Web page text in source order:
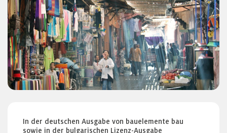
In der deutschen Ausgabe von bauelemente bau
sowie in der bulgarischen Lizenz-Ausgabe